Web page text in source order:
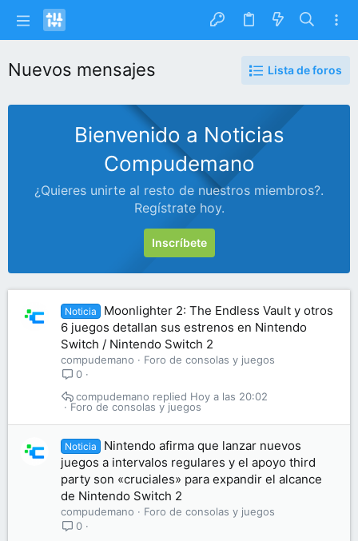
Nuevos mensajes Lista de foros
Bienvenido a Noticias
Compudemano
¿Quieres unirte al resto de nuestros miembros?.
Regístrate hoy.
Inscríbete
Noticia
Moonlighter 2: The Endless Vault y otros
6 juegos detallan sus estrenos en Nintendo
Switch / Nintendo Switch 2
compudemano
Foro de consolas y juegos
0
Foro de consolas y juegos
Hoy a las 20:02
compudemano
Noticia
Nintendo afirma que lanzar nuevos
juegos a intervalos regulares y el apoyo third
party son «cruciales» para expandir el alcance
de Nintendo Switch 2
compudemano
Foro de consolas y juegos
0